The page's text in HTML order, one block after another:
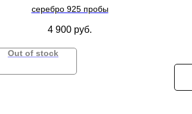
серебро 925 пробы
4 900 руб.
Out of stock